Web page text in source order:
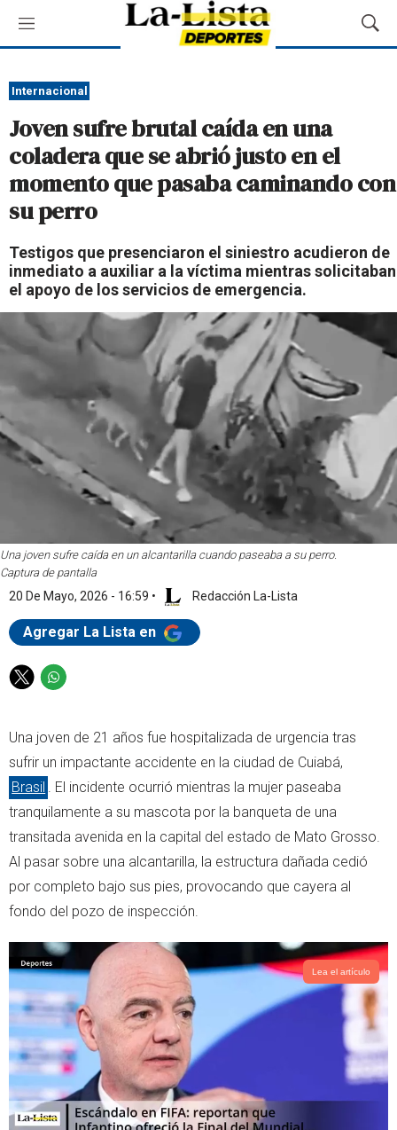
M
e
ú
M
o
ú
e
d
Internacional
Joven sufre brutal caída en una
coladera que se abrió justo en el
momento que pasaba caminando con
su perro
Testigos que presenciaron el siniestro acudieron de
inmediato a auxiliar a la víctima mientras solicitaban
el apoyo de los servicios de emergencia.
Una joven sufre caída en un alcantarilla cuando paseaba a su perro.
Captura de pantalla
20 De Mayo, 2026 - 16:59 • Redacción La-Lista
Agregar La Lista en
T
t
t
e
r
W
t
s
a
p
p
Una joven de 21 años fue hospitalizada de urgencia tras
sufrir un impactante accidente en la ciudad de Cuiabá,
Brasil . El incidente ocurrió mientras la mujer paseaba
tranquilamente a su mascota por la banqueta de una
transitada avenida en la capital del estado de Mato Grosso.
Al pasar sobre una alcantarilla, la estructura dañada cedió
por completo bajo sus pies, provocando que cayera al
fondo del pozo de inspección.
Lea el artículo